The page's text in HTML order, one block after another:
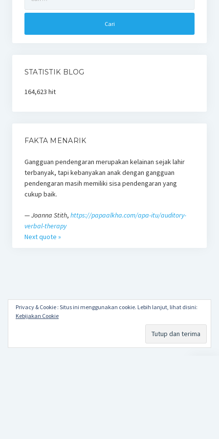
untuk:
STATISTIK BLOG
164,623 hit
FAKTA MENARIK
Gangguan pendengaran merupakan kelainan sejak lahir
terbanyak, tapi kebanyakan anak dengan gangguan
pendengaran masih memiliki sisa pendengaran yang
cukup baik.
—Joanna Stith, https://papaalkha.com/apa-itu/auditory-
verbal-therapy
Next quote »
Privacy & Cookie : Situs ini menggunakan cookie. Lebih lanjut, lihat disini:
Kebijakan Cookie